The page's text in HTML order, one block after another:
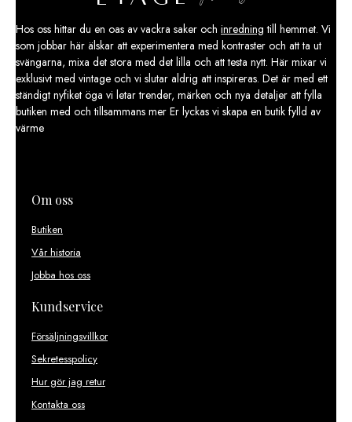
Hos oss hittar du en oas av vackra saker och inredning till hemmet. Vi
som jobbar här älskar att experimentera med kontraster och att ta ut
svängarna, mixa det stora med det lilla och att testa nytt. Här mixar vi
exklusivt med vintage och vi slutar aldrig att inspireras. Det är med ett
ständigt nyfiket öga vi letar trender, märken och nya detaljer att fylla
butiken med och tillsammans mer Er lyckas vi skapa en butik fylld av
värme
Om oss
Butiken
Vår historia
Jobba hos oss
Kundservice
Försäljningsvillkor
Sekretesspolicy
Hur gör jag retur
Kontakta oss